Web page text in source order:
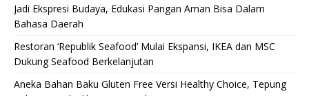
Jadi Ekspresi Budaya, Edukasi Pangan Aman Bisa Dalam
Bahasa Daerah
Restoran ‘Republik Seafood’ Mulai Ekspansi, IKEA dan MSC
Dukung Seafood Berkelanjutan
Aneka Bahan Baku Gluten Free Versi Healthy Choice, Tepung